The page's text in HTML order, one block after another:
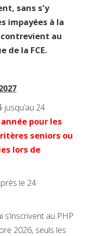
sans s’y
impayées à la
au
de la FCE.
jusqu’au 24
pour les
seniors ou
lors de
le 24
au PHP
2026, seuls les